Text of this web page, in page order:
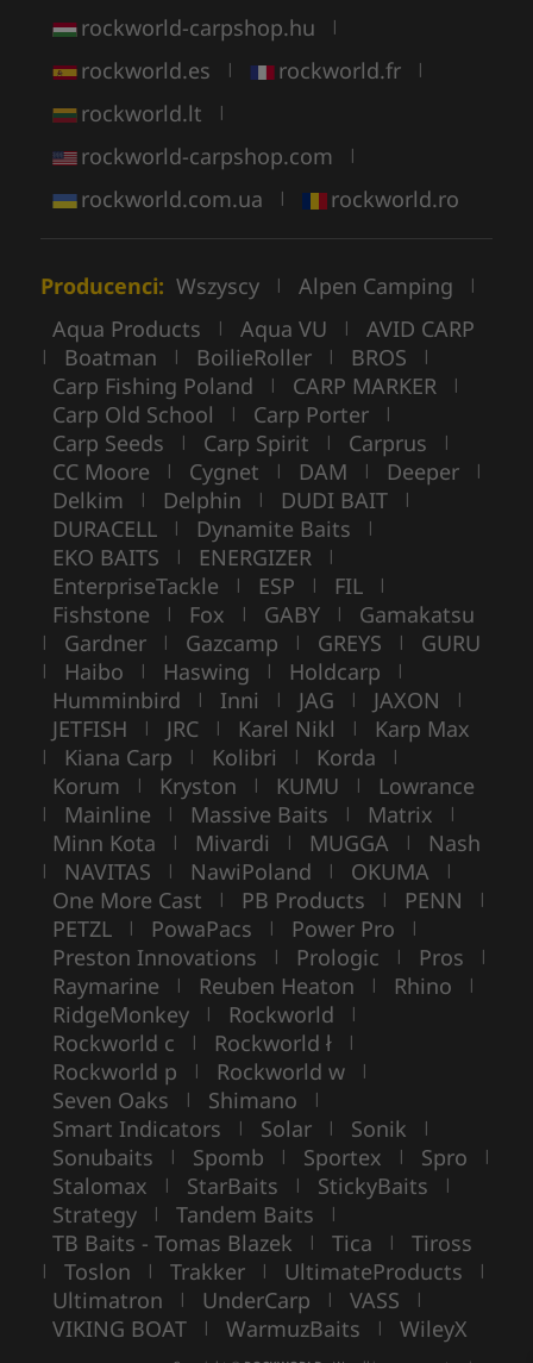
rockworld-carpshop.hu |
rockworld.es | rockworld.fr |
rockworld.lt |
rockworld-carpshop.com |
rockworld.com.ua | rockworld.ro
Producenci: Wszyscy | Alpen Camping |
Aqua Products | Aqua VU | AVID CARP
| Boatman | BoilieRoller | BROS |
Carp Fishing Poland | CARP MARKER |
Carp Old School | Carp Porter |
Carp Seeds | Carp Spirit | Carprus |
CC Moore | Cygnet | DAM | Deeper |
Delkim | Delphin | DUDI BAIT |
DURACELL | Dynamite Baits |
EKO BAITS | ENERGIZER |
EnterpriseTackle | ESP | FIL |
Fishstone | Fox | GABY | Gamakatsu
| Gardner | Gazcamp | GREYS | GURU
| Haibo | Haswing | Holdcarp |
Humminbird | Inni | JAG | JAXON |
JETFISH | JRC | Karel Nikl | Karp Max
| Kiana Carp | Kolibri | Korda |
Korum | Kryston | KUMU | Lowrance
| Mainline | Massive Baits | Matrix |
Minn Kota | Mivardi | MUGGA | Nash
| NAVITAS | NawiPoland | OKUMA |
One More Cast | PB Products | PENN |
PETZL | PowaPacs | Power Pro |
Preston Innovations | Prologic | Pros |
Raymarine | Reuben Heaton | Rhino |
RidgeMonkey | Rockworld |
Rockworld c | Rockworld ł |
Rockworld p | Rockworld w |
Seven Oaks | Shimano |
Smart Indicators | Solar | Sonik |
Sonubaits | Spomb | Sportex | Spro |
Stalomax | StarBaits | StickyBaits |
Strategy | Tandem Baits |
TB Baits - Tomas Blazek | Tica | Tiross
| Toslon | Trakker | UltimateProducts |
Ultimatron | UnderCarp | VASS |
VIKING BOAT | WarmuzBaits | WileyX